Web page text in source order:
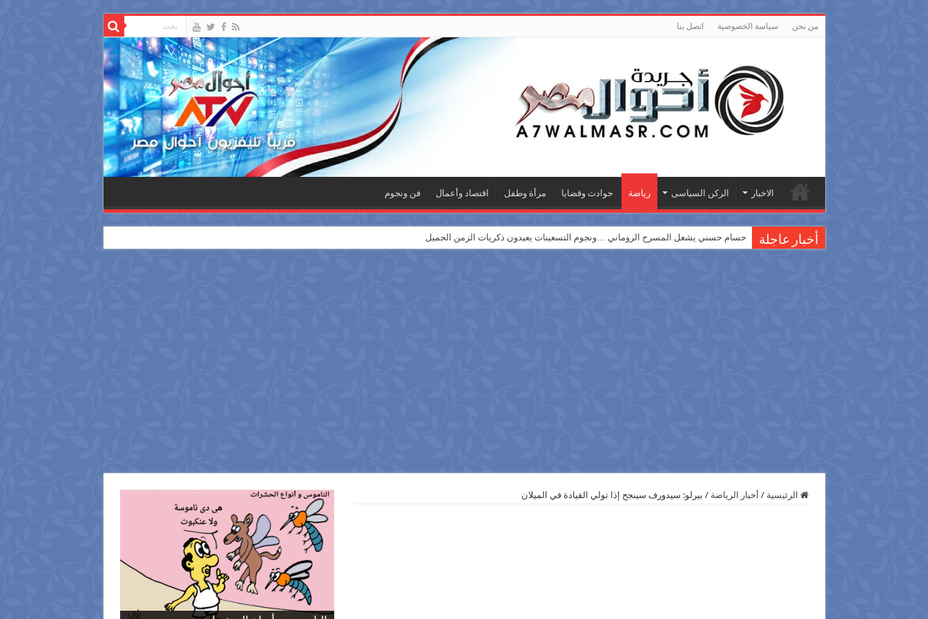
من نحن سياسة الخصوصية اتصل بنا
الاخبار الركن السياسى رياضة حوادث وقضايا مرأة وطفل اقتصاد وأعمال فن ونجوم
أخبار عاجلة حسام حسني يشعل المسرح الروماني …ونجوم التسعينات يعيدون ذكريات الزمن الجميل
الرئيسية / أخبار الرياضة / بيرلو: سيدورف سينجح إذا تولي القيادة في الميلان